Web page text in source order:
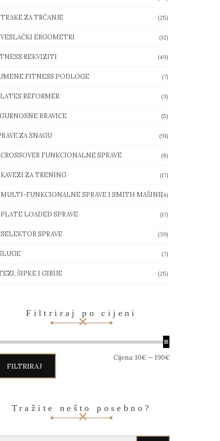
TRAKE ZA TRČANJE (25)
VESLAČKI ERGOMETRI (12)
REKVIZITI (49)
FITNESS PODLOGE (7)
REFORMER (3)
BRAVICE (5)
ZA SNAGU (91)
CROSSOVER FUNKCIONALNE SPRAVE (8)
KAVEZI ZA TRENING (17)
MULTI-FUNKCIONALNE SPRAVE I SMITH MAŠINE(4)
PLATE LOADED SPRAVE (17)
SELEKTOR SPRAVE (39)
(7)
ŠIPKE I GIRIJE (25)
Filtriraj po cijeni
FILTRIRAJ
Cijena: 10€ — 190€
Tražite nešto posebno?